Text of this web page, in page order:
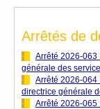
Arrêtés de
-
Arrêté 2026-063
générale des
-
Arrêté 2026-064
directrice générale
-
Arrêté 2026-065